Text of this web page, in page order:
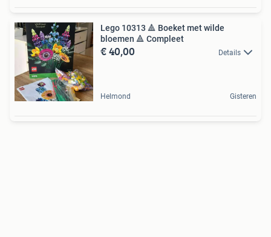
Lego 10313 🔺 Boeket met wilde
bloemen 🔺 Compleet
€ 40,00 Details
Helmond Gisteren